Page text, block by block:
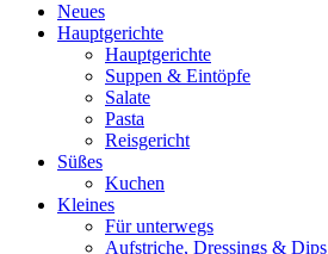
Neues
Hauptgerichte
Hauptgerichte
Suppen & Eintöpfe
Salate
Pasta
Reisgericht
Süßes
Kuchen
Kleines
Für unterwegs
Aufstriche, Dressings & Dips